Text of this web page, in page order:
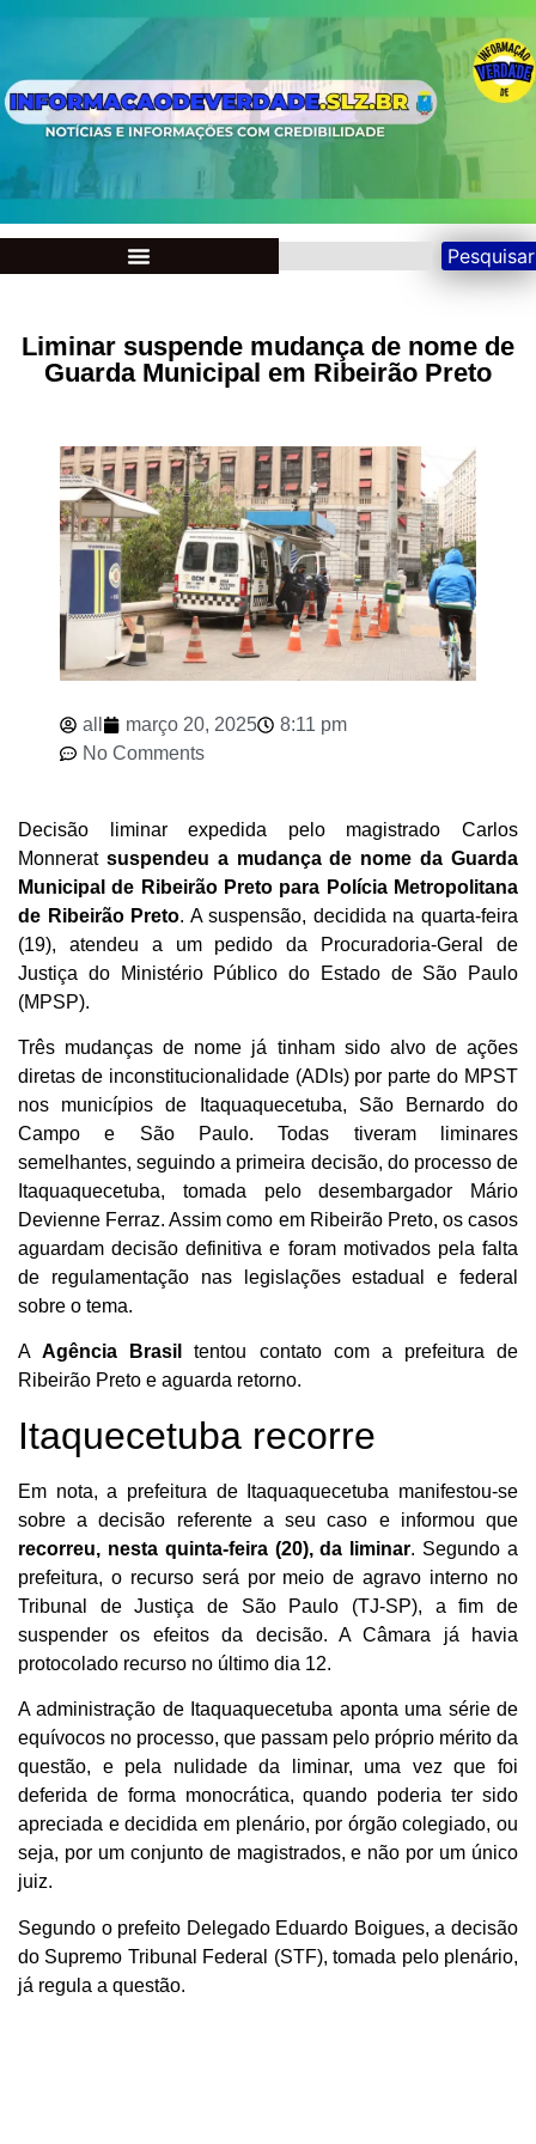
Pesquisar
Liminar suspende mudança de nome de
Guarda Municipal em Ribeirão Preto
all março 20, 2025
8:11 pm
No Comments
Decisão liminar expedida pelo magistrado Carlos
Monnerat suspendeu a mudança de nome da Guarda
Municipal de Ribeirão Preto para Polícia Metropolitana
de Ribeirão Preto. A suspensão, decidida na quarta-feira
(19), atendeu a um pedido da Procuradoria-Geral de
Justiça do Ministério Público do Estado de São Paulo
(MPSP).
Três mudanças de nome já tinham sido alvo de ações
diretas de inconstitucionalidade (ADIs) por parte do MPST
nos municípios de Itaquaquecetuba, São Bernardo do
Campo e São Paulo. Todas tiveram liminares
semelhantes, seguindo a primeira decisão, do processo de
Itaquaquecetuba, tomada pelo desembargador Mário
Devienne Ferraz. Assim como em Ribeirão Preto, os casos
aguardam decisão definitiva e foram motivados pela falta
de regulamentação nas legislações estadual e federal
sobre o tema.
AAgência Brasil
tentou contato com a prefeitura de
Ribeirão Preto e aguarda retorno.
Itaquecetuba recorre
Em nota, a prefeitura de Itaquaquecetuba manifestou-se
sobre a decisão referente a seu caso e informou que
recorreu, nesta quinta-feira (20), da liminar. Segundo a
prefeitura, o recurso será por meio de agravo interno no
Tribunal de Justiça de São Paulo (TJ-SP), a fim de
suspender os efeitos da decisão. A Câmara já havia
protocolado recurso no último dia 12.
A administração de Itaquaquecetuba aponta uma série de
equívocos no processo, que passam pelo próprio mérito da
questão, e pela nulidade da liminar, uma vez que foi
deferida de forma monocrática, quando poderia ter sido
apreciada e decidida em plenário, por órgão colegiado, ou
seja, por um conjunto de magistrados, e não por um único
juiz.
Segundo o prefeito Delegado Eduardo Boigues, a decisão
do Supremo Tribunal Federal (STF), tomada pelo plenário,
já regula a questão.